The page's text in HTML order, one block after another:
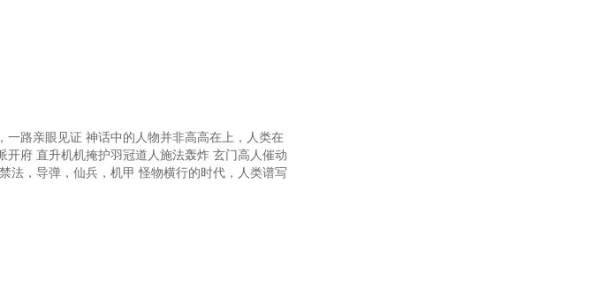
（二十八） 第141章 海神（二十九）
（三十一） 第144章 海神（三十二）
一路亲眼见证 神话中的人物并非高高在上，人类在
府 直升机机掩护羽冠道人施法轰炸 玄门高人催动
法，导弹，仙兵，机甲 怪物横行的时代，人类谱写